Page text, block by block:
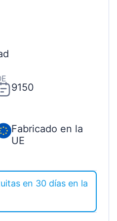
9150
Fabricado en la
UE
en 30 días en la